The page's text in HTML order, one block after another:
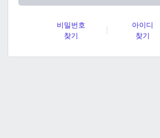
비밀번호
찾기
아이디
찾기